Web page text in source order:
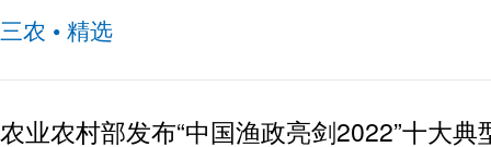
三农 • 精选
农业农村部发布“中国渔政亮剑2022”十大典